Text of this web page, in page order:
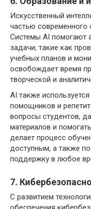
Искусственный
частью современного
Системы AI помогают
задачи, такие как
учебных планов и
освобождает время
творческой и
AI также
помощников и
вопросы студентов,
материалов и
делает процесс
доступным, а также
поддержку в любое
7.
С развитием